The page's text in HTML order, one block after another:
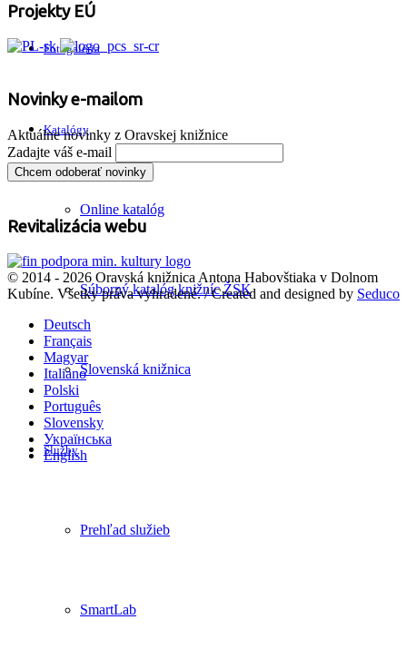
Fotogaléria
Katalógy
Online katalóg
Súborný katalóg knižníc ŽSK
Slovenská knižnica
Služby
Prehľad služieb
SmartLab
Projekty EÚ
Novinky e-mailom
Aktuálne novinky z Oravskej knižnice
Zadajte váš e-mail
Revitalizácia webu
© 2014 - 2026 Oravská knižnica Antona Habovštiaka v Dolnom
Kubíne. Všetky práva vyhradené. / Created and designed by Seduco
Deutsch
Français
Magyar
Italiano
Polski
Português
Slovensky
Українська
English